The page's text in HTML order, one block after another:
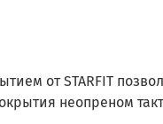
от STARFIT
неопреном